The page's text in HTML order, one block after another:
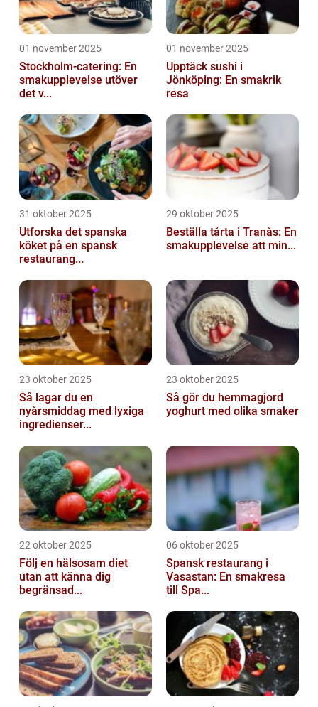
01 november 2025
Stockholm-catering: En
smakupplevelse utöver
det v...
01 november 2025
Upptäck sushi i
Jönköping: En smakrik
resa
31 oktober 2025
Utforska det spanska
köket på en spansk
restaurang...
29 oktober 2025
Beställa tårta i Tranås: En
smakupplevelse att min...
23 oktober 2025
Så lagar du en
nyårsmiddag med lyxiga
ingredienser...
23 oktober 2025
Så gör du hemmagjord
yoghurt med olika smaker
22 oktober 2025
Följ en hälsosam diet
utan att känna dig
begränsad...
06 oktober 2025
Spansk restaurang i
Vasastan: En smakresa
till Spa...